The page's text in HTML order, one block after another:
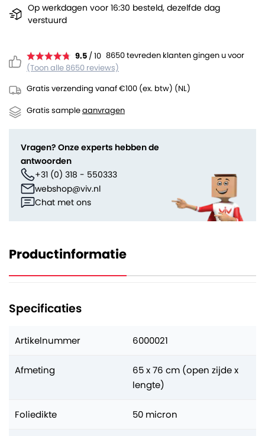
9.5 / 10 8650 tevreden klanten gingen u voor
(Toon alle 8650 reviews)
Gratis verzending vanaf €100 (ex. btw) (NL)
Gratis sampleaanvragen
Op werkdagen voor 16:30 besteld, dezelfde dag
verstuurd
Vragen? Onze experts hebben de
antwoorden
+31 (0) 318 - 550333
webshop@viv.nl
Chat met ons
Productinformatie
Specificaties
Artikelnummer 6000021
Afmeting
65 x 76 cm (open zijde x
lengte)
Foliedikte 50 micron